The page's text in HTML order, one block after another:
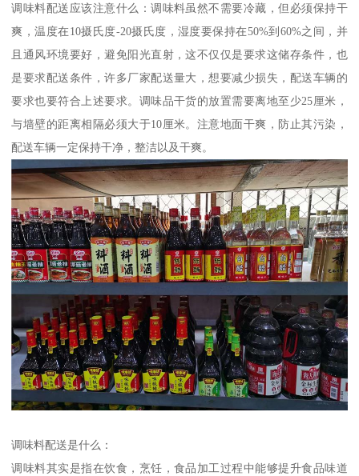
调味料配送应该注意什么：调味料虽然不需要冷藏，但必须保持干
爽，温度在10摄氏度-20摄氏度，湿度要保持在50%到60%之间，并
且通风环境要好，避免阳光直射，这不仅仅是要求这储存条件，也
是要求配送条件，许多厂家配送量大，想要减少损失，配送车辆的
要求也要符合上述要求。调味品干货的放置需要离地至少25厘米，
与墙壁的距离相隔必须大于10厘米。注意地面干爽，防止其污染，
配送车辆一定保持干净，整洁以及干爽。
调味料配送是什么：
调味料其实是指在饮食，烹饪，食品加工过程中能够提升食品味道